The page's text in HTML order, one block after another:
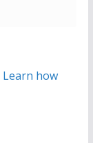
Learn how